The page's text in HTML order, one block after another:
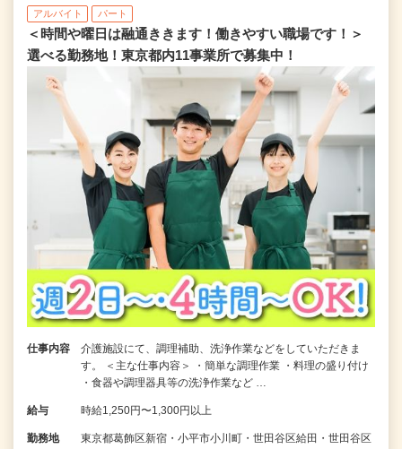
アルバイト パート
＜時間や曜日は融通ききます！働きやすい職場です！＞
選べる勤務地！東京都内11事業所で募集中！
仕事内容
介護施設にて、調理補助、洗浄作業などをしていただきま
す。 ＜主な仕事内容＞ ・簡単な調理作業 ・料理の盛り付け
・食器や調理器具等の洗浄作業など …
給与 時給1,250円〜1,300円以上
勤務地 東京都葛飾区新宿・小平市小川町・世田谷区給田・世田谷区